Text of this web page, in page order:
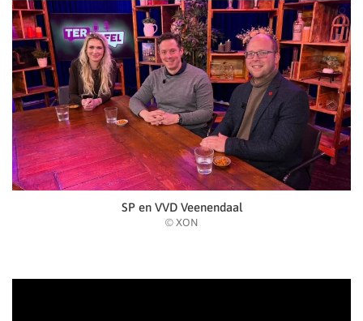
SP en VVD Veenendaal
© XON